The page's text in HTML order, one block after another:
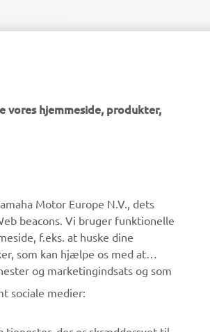
Vær den første til at få
arrangementer, nye
vores hjemmeside, produkter,
Motor Europe N.V., dets
beacons. Vi bruger funktionelle
f.eks. at huske dine
som kan hjælpe os med at
og marketingindsats og som
sociale medier: